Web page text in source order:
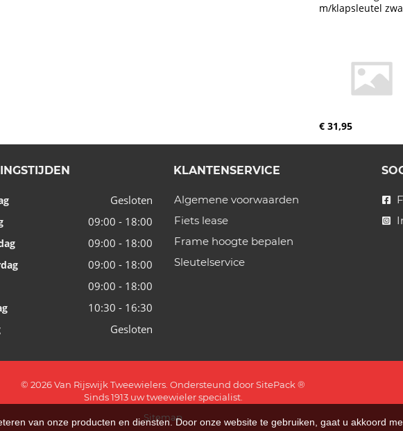
m/klapsleutel zwa
€ 31,95
Gesloten
09:00 - 18:00
09:00 - 18:00
09:00 - 18:00
09:00 - 18:00
10:30 - 16:30
Gesloten
KLANTENSERVICE
Algemene voorwaarden
Fiets lease
Frame hoogte bepalen
Sleutelservice
© 2026 Van Rijswijk Tweewielers. Ondersteund doorSitePack ®
Sinds 1913 uw tweewieler specialist.
Sitemap
van onze producten en diensten. Door onze website te gebruiken, gaat u akkoord